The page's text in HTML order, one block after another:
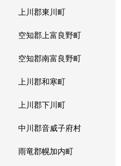
上川郡東川町
空知郡上富良野町
空知郡南富良野町
上川郡和寒町
上川郡下川町
中川郡音威子府村
雨竜郡幌加内町